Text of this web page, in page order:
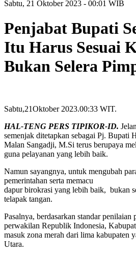
Sabtu, 21 Oktober 2023 - 00:01 WIB
Penjabat Bupati
Itu Harus Sesuai
Bukan Selera
Sabtu,21Oktober 2023.00:33 WIT.
HAL-TENG PERS TIPIKOR-ID.
semenjak ditetapkan sebagai Pj. Bupati
Malan Sangadji, M.Si terus berupaya
guna pelayanan yang lebih baik.
Namun sayangnya, untuk mengubah
pemerintahan serta memacu
dapur birokrasi yang lebih baik, bukan
telapak tangan.
Pasalnya, berdasarkan standar
perwakilan Republik Indonesia,
masuk zona merah dari lima kabupaten
Utara.